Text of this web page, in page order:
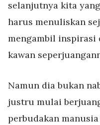
selanjutnya kita
harus menuliskan
mengambil inspirasi
kawan
Namun dia bukan
justru mulai
perbudakan